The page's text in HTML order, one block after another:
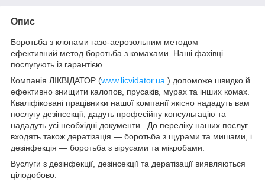
Опис
Боротьба з клопами газо-аерозольним методом —
ефективний метод боротьба з комахами. Наші фахівці
послугують із гарантією.
Компанія ЛІКВІДАТОР (www.licvidator.ua ) допоможе швидко й
ефективно знищити калопов, прусаків, мурах та інших комах.
Кваліфіковані працівники нашої компанії якісно нададуть вам
послугу дезінсекції, дадуть професійну консультацію та
нададуть усі необхідні документи. До переліку наших послуг
входять також дератізація — боротьба з щурами та мишами, і
дезінфекція — боротьба з вірусами та мікробами.
Вуслуги з дезінфекції, дезінсекції та дератізації виявляються
цілодобово.